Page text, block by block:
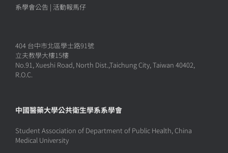
系學會公告 | 活動報馬仔
404 台中市北區學士路91號
立夫教學大樓15樓
No.91, Xueshi Road, North Dist.,Taichung City, Taiwan 40402,
R.O.C.
中國醫藥大學公共衛生學系系學會
Student Association of Department of Public Health, China
Medical University